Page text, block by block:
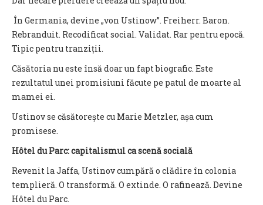
În Germania, devine „von Ustinow”. Freiherr. Baron.
Rebranduit. Recodificat social. Validat. Rar pentru epocă.
Tipic pentru tranziții.
Căsătoria nu este însă doar un fapt biografic. Este
rezultatul unei promisiuni făcute pe patul de moarte al
mamei ei.
Ustinov se căsătorește cu Marie Metzler, așa cum
promisese.
Hôtel du Parc: capitalismul ca scenă socială
Revenit la Jaffa, Ustinov cumpără o clădire în colonia
templieră. O transformă. O extinde. O rafinează. Devine
Hôtel du Parc.